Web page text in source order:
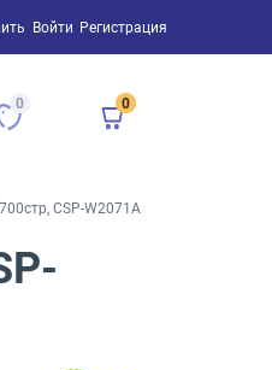
Войти Регистрация
0 0
CSP-W2071A